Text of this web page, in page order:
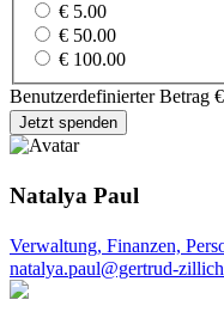
€ 5.00
€ 50.00
€ 100.00
Benutzerdefinierter Betrag €
Natalya Paul
Verwaltung, Finanzen,
natalya.paul@gertrud-